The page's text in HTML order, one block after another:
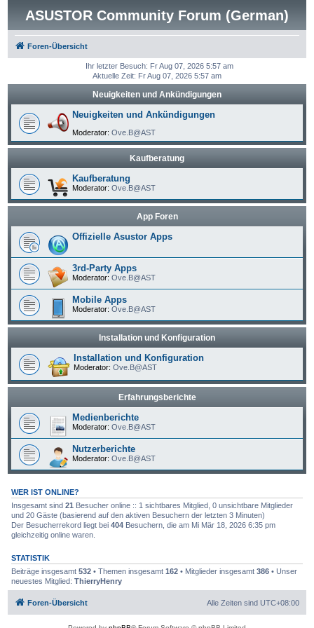
ASUSTOR Community Forum (German)
Foren-Übersicht
Ihr letzter Besuch: Fr Aug 07, 2026 5:57 am
Aktuelle Zeit: Fr Aug 07, 2026 5:57 am
Neuigkeiten und Ankündigungen
Neuigkeiten und Ankündigungen
Moderator: Ove.B@AST
Kaufberatung
Kaufberatung
Moderator: Ove.B@AST
App Foren
Offizielle Asustor Apps
3rd-Party Apps
Moderator: Ove.B@AST
Mobile Apps
Moderator: Ove.B@AST
Installation und Konfiguration
Installation und Konfiguration
Moderator: Ove.B@AST
Erfahrungsberichte
Medienberichte
Moderator: Ove.B@AST
Nutzerberichte
Moderator: Ove.B@AST
WER IST ONLINE?
Insgesamt sind 21 Besucher online :: 1 sichtbares Mitglied, 0 unsichtbare Mitglieder
und 20 Gäste (basierend auf den aktiven Besuchern der letzten 3 Minuten)
Der Besucherrekord liegt bei 404Besuchern, die am Mi Mär 18, 2026 6:35 pm
gleichzeitig online waren.
STATISTIK
Beiträge insgesamt 532• Themen insgesamt 162• Mitglieder insgesamt 386• Unser
neuestes Mitglied: ThierryHenry
Foren-Übersicht Alle Zeiten sind UTC+08:00